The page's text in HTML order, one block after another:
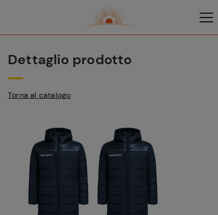
Dettaglio prodotto
Torna al catalogo